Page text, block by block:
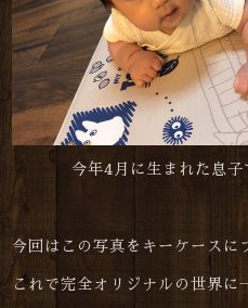
今年4月に生まれた息子
今回はこの写真をキーケースに
これで完全オリジナルの世界に